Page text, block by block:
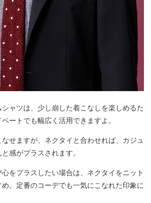
ャツは、少し崩した着こなしを楽しめるた
ートでも幅広く活用できますよ。
せますが、ネクタイと合わせれば、カジュ
感がプラスされます。
をプラスしたい場合は、ネクタイをニット
。定番のコーデでも一気にこなれた印象に